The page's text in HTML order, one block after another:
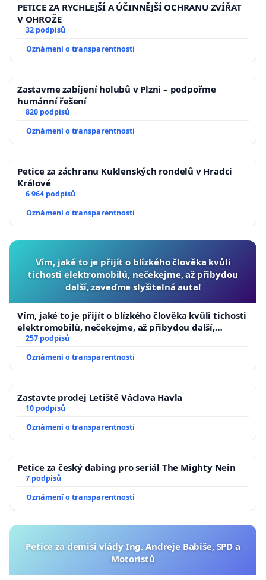
PETICE ZA RYCHLEJŠÍ A ÚČINNĚJŠÍ OCHRANU ZVÍŘAT
V OHROŽE
32 podpisů
Oznámení o transparentnosti
Zastavme zabíjení holubů v Plzni – podpořme
humánní řešení
820 podpisů
Oznámení o transparentnosti
Petice za záchranu Kuklenských rondelů v Hradci
Králové
6 964 podpisů
Oznámení o transparentnosti
Vím, jaké to je přijít o blízkého člověka kvůli
tichosti elektromobilů, nečekejme, až přibydou
další, zaveďme slyšitelná auta!
Vím, jaké to je přijít o blízkého člověka kvůli tichosti
elektromobilů, nečekejme, až přibydou další,
zaveďme slyšitelná auta!
257 podpisů
Oznámení o transparentnosti
Zastavte prodej Letiště Václava Havla
10 podpisů
Oznámení o transparentnosti
Petice za český dabing pro seriál The Mighty Nein
7 podpisů
Oznámení o transparentnosti
Petice za demisi vlády Ing. Andreje Babiše, SPD a
Motoristů